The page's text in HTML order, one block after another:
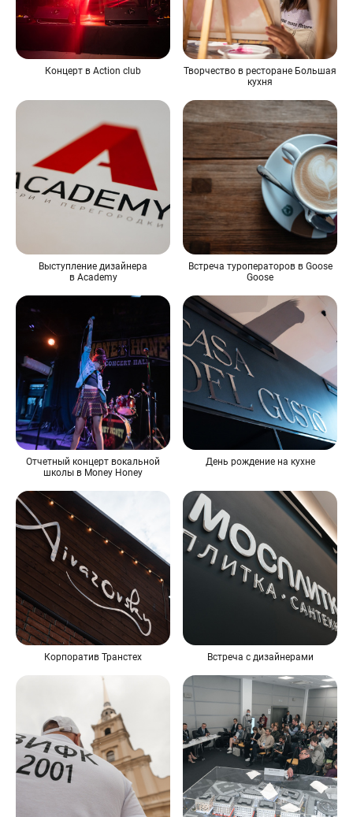
Концерт в Action club
Творчество в ресторане Большая
кухня
Выступление дизайнера
в Academy
Встреча туроператоров в Goose
Goose
Отчетный концерт вокальной
школы в Money Honey
День рождение на кухне
Корпоратив Транстех Встреча с дизайнерами